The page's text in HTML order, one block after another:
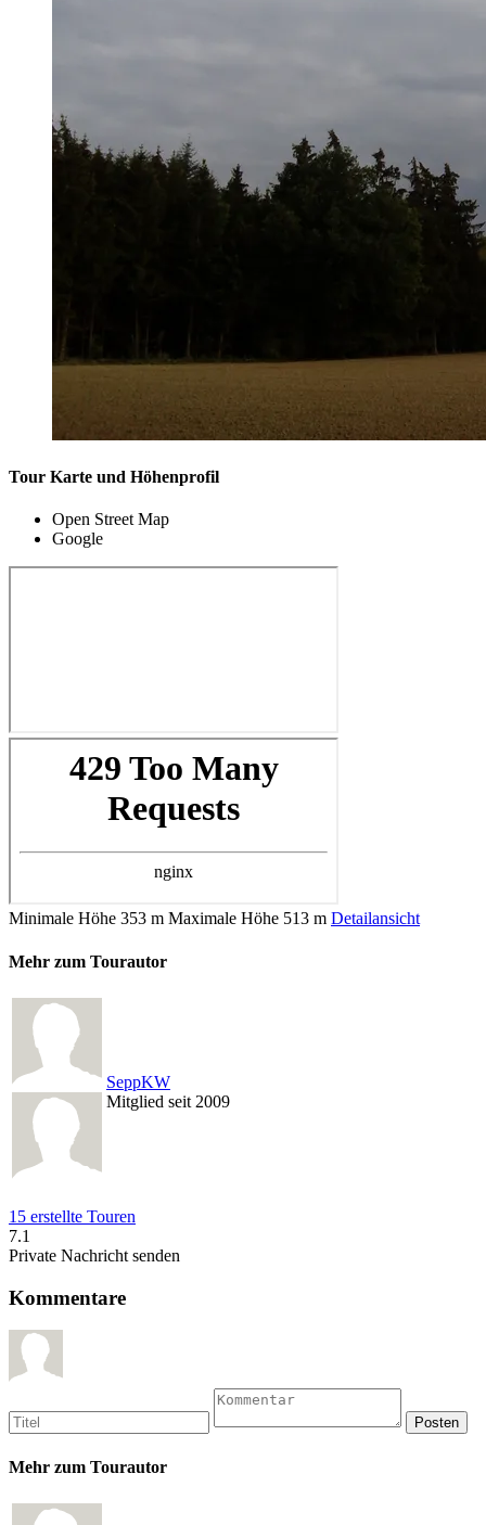
Tour Karte und Höhenprofil
Open Street Map
Google
Minimale Höhe 353 m Maximale Höhe 513 m Detailansicht
Mehr zum Tourautor
SeppKW
Mitglied seit 2009
15 erstellte Touren
7.1
Private Nachricht senden
Kommentare
Mehr zum Tourautor